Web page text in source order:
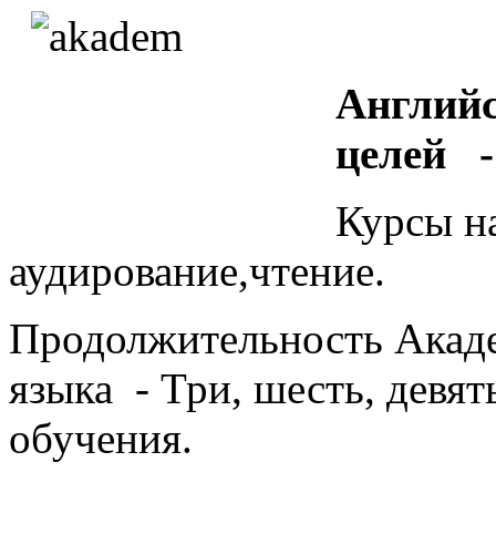
целей
Курсы
аудирование,чтение.
Продолжительность
языка - Три, шесть,
обучения.